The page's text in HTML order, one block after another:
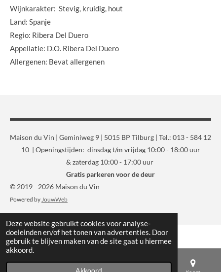
Deze website gebruikt cookies voor analyse-
doeleinden en/of het tonen van advertenties. Door
gebruik te blijven maken van de site gaat u hiermee
akkoord.
Wijnkarakter: Stevig, kruidig, hout
Land: Spanje
Regio: Ribera Del Duero
Appellatie: D.O. Ribera Del Duero
Allergenen: Bevat allergenen
Maison du Vin | Geminiweg 9 | 5015 BP Tilburg | Tel.: 013 - 584 12
10 | Openingstijden: dinsdag t/m vrijdag 10:00 - 18:00 uur
& zaterdag 10:00 - 17:00 uur
Gratis parkeren voor de deur
© 2019 - 2026 Maison du Vin
Powered by JouwWeb